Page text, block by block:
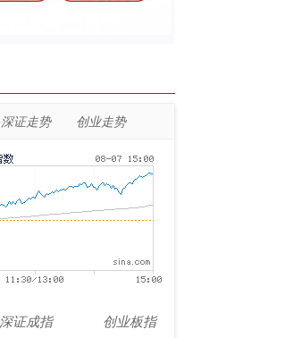
深证走势 创业走势
深证成指
创业板指